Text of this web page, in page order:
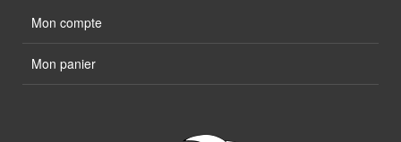
Mon compte
Mon panier